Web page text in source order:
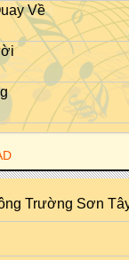
Về
Trường Sơn